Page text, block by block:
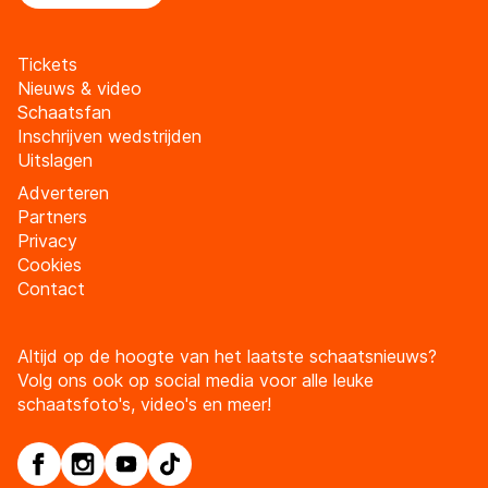
Tickets
Nieuws & video
Schaatsfan
Inschrijven wedstrijden
Uitslagen
Adverteren
Partners
Privacy
Cookies
Contact
Altijd op de hoogte van het laatste schaatsnieuws?
Volg ons ook op social media voor alle leuke
schaatsfoto's, video's en meer!